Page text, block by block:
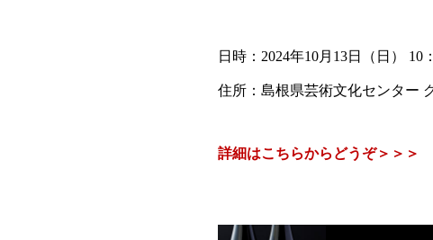
日時：2024年10月13日（日） 10
住所：島根県芸術文化センター
詳細はこちらからどうぞ＞＞＞